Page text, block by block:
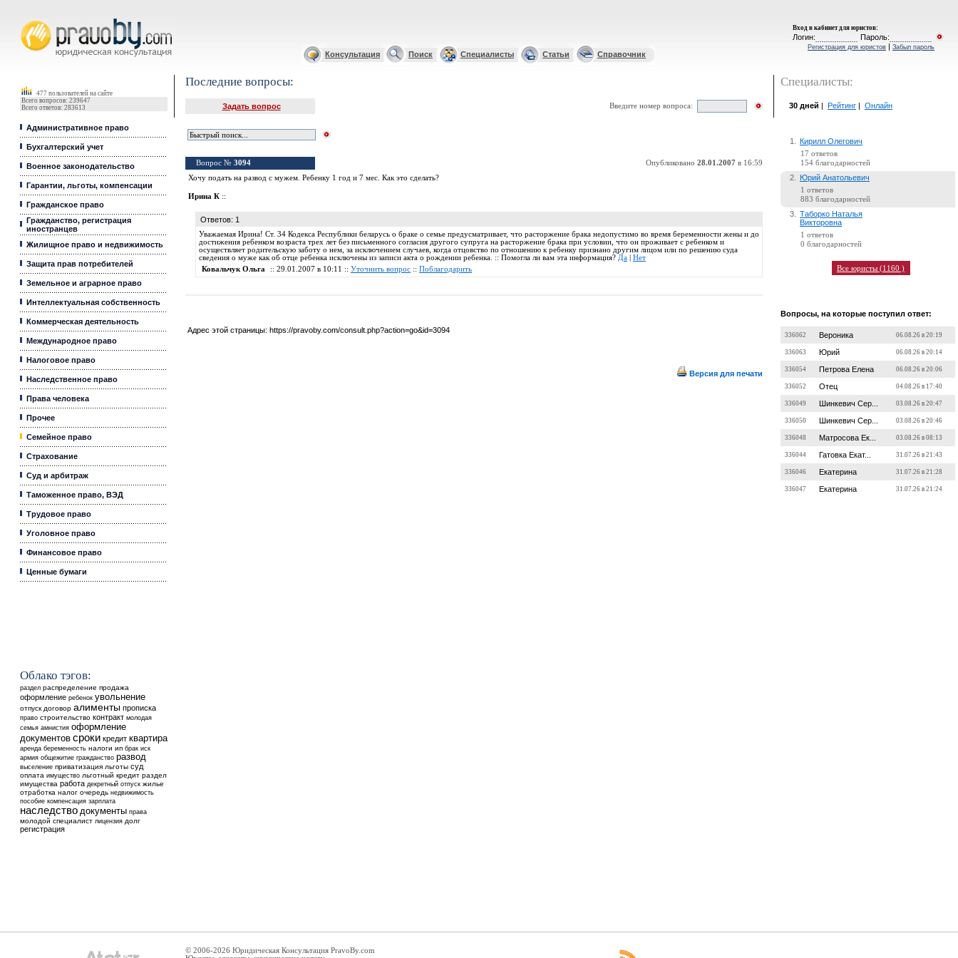
Вход в кабинет для юристов:
Логин: Пароль:
Регистрация для юристов | Забыл пароль
Консультация Поиск Специалисты Статьи Справочник
477 пользователей на сайте
Всего вопросов: 239647
Всего ответов: 283613
Административное право
Бухгалтерский учет
Военное законодательство
Гарантии, льготы, компенсации
Гражданское право
Гражданство, регистрация
иностранцев
Жилищное право и недвижимость
Защита прав потребителей
Земельное и аграрное право
Интеллектуальная собственность
Коммерческая деятельность
Международное право
Налоговое право
Наследственное право
Права человека
Прочее
Семейное право
Страхование
Суд и арбитраж
Таможенное право, ВЭД
Трудовое право
Уголовное право
Финансовое право
Ценные бумаги
Облако тэгов:
раздел распределение продажа
оформление ребенок увольнение
отпуск договор алименты прописка
право строительство контракт молодая
семья амнистия оформление
документов сроки кредит квартира
аренда беременность налоги ип брак иск
армия общежитие гражданство развод
выселение приватизация льготы суд
оплата имущество льготный кредит раздел
имущества работа декретный отпуск жилье
отработка налог очередь недвижимость
пособие компенсация зарплата
наследство документы права
молодой специалист лицензия долг
регистрация
Последние вопросы:
Задать вопрос Введите номер вопроса:
Вопрос № 3094 Опубликовано 28.01.2007 в 16:59
Хочу подать на развод с мужем. Ребенку 1 год и 7 мес. Как это сделать?
Ирина К ::
Ответов: 1
Уважаемая Ирина! Ст. 34 Кодекса Республики беларусь о браке о семье предусматривает, что расторжение брака недопустимо во время беременности жены и до
достижения ребенком возраста трех лет без письменного согласия другого супруга на расторжение брака при условии, что он проживает с ребенком и
осуществляет родительскую заботу о нем, за исключением случаев, когда отцовство по отношению к ребенку признано другим лицом или по решению суда
сведения о муже как об отце ребенка исключены из записи акта о рождении ребенка. :: Помогла ли вам эта информация? Да
Нет
Ковальчук Ольга
:: 29.01.2007 в 10:11 :: Уточнить вопрос :: Поблагодарить
Адрес этой страницы: https://pravoby.com/consult.php?action=go&id=3094
Версия для печати
Специалисты:
30 дней Рейтинг Онлайн
1. Кирилл Олегович
17 ответов
154 благодарностей
2. Юрий Анатольевич
1 ответов
883 благодарностей
3.
Таборко Наталья
Викторовна
1 ответов
0 благодарностей
Все юристы (1160 )
Вопросы, на которые поступил ответ:
336062 Вероника 06.08.26 в 20:19
336063 Юрий 06.08.26 в 20:14
336054 Петрова Елена 06.08.26 в 20:06
336052 Отец 04.08.26 в 17:40
336049 Шинкевич Сер... 03.08.26 в 20:47
336050 Шинкевич Сер... 03.08.26 в 20:46
336048 Матросова Ек... 03.08.26 в 08:13
336044 Гатовка Екат... 31.07.26 в 21:43
336046 Екатерина 31.07.26 в 21:28
336047 Екатерина 31.07.26 в 21:24
© 2006-2026 Юридическая Консультация PravoBy.com